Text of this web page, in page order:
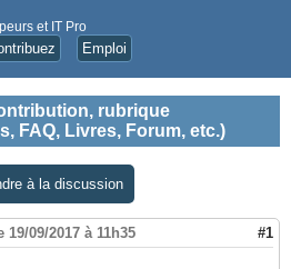
et IT Pro
Emploi
rubrique
FAQ, Livres, Forum, etc.)
à la discussion
19/09/2017 à 11h35 #1